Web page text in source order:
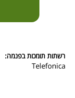
רשתות תומכות בפנמה:
Telefonica